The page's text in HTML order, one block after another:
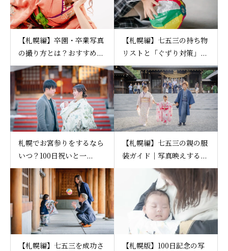
【札幌編】卒園・卒業写真
の撮り方とは？おすすめ...
【札幌編】七五三の持ち物
リストと「ぐずり対策」...
札幌でお宮参りをするなら
いつ？100日祝いと一...
【札幌編】七五三の親の服
装ガイド｜写真映えする...
【札幌編】七五三を成功さ
【札幌版】100日記念の写